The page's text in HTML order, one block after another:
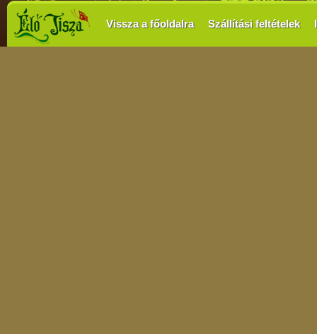
Vissza a főoldalra Szállítási feltételek